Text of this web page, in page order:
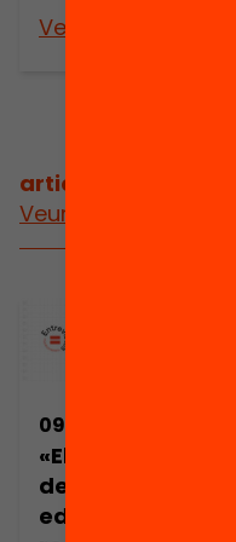
Veure’n més
articles relacionats
Veure més articles
09/12/2022
«Els programes
de suport
educatiu poden